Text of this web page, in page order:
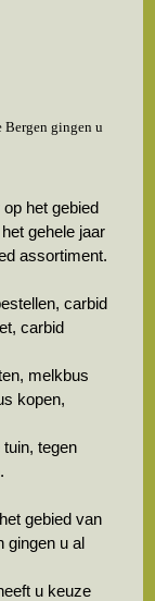
gingen u
het gebied
gehele jaar
assortiment.
carbid
carbid
melkbus
kopen,
tegen
gebied van
gingen u al
u keuze